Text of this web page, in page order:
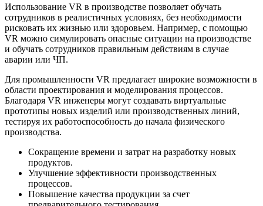
Использование VR в производстве позволяет обучать
сотрудников в реалистичных условиях, без необходимости
рисковать их жизнью или здоровьем. Например, с помощью
VR можно симулировать опасные ситуации на производстве
и обучать сотрудников правильным действиям в случае
аварии или ЧП.
Для промышленности VR предлагает широкие возможности в
области проектирования и моделирования процессов.
Благодаря VR инженеры могут создавать виртуальные
прототипы новых изделий или производственных линий,
тестируя их работоспособность до начала физического
производства.
Сокращение времени и затрат на разработку новых
продуктов.
Улучшение эффективности производственных
процессов.
Повышение качества продукции за счет